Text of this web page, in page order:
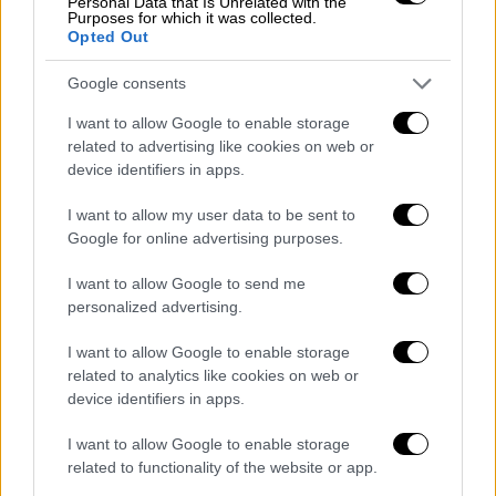
Purposes for which it was collected.
Opted Out
Google consents
I want to allow Google to enable storage
related to advertising like cookies on web or
device identifiers in apps.
I want to allow my user data to be sent to
Google for online advertising purposes.
I want to allow Google to send me
personalized advertising.
I want to allow Google to enable storage
related to analytics like cookies on web or
device identifiers in apps.
I want to allow Google to enable storage
related to functionality of the website or app.
— Sky News (@SkyNews)
2025
δήλωσε πώς η πρωτοβουλία του ιδρύματος
Archewell, «The Parents Network»,
επηρεαστεί αρνητικά από το διαδίκτυο και
τα μέσα κοινωνικής δικτύωσης. «Αυτή είναι
μια κομβική στιγμή στη συλλογική μας
αποστολή να προστατεύσουμε τα παιδιά και
ψηφιακή εποχή» επισήμανε.
Οι ομιλίες του ζευγαριού α
προσωπική σύνδεση που έχουν με τον αγώνα
για την προστασία των παιδιών στο